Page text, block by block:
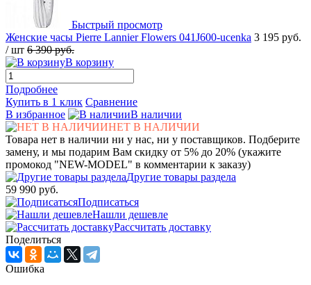
Быстрый просмотр
Женские часы Pierre Lannier Flowers 041J600-ucenka 3 195 руб.
/ шт 6 390 руб.
В корзину
Подробнее
Купить в 1 клик Сравнение
В избранное
В наличии
НЕТ В НАЛИЧИИ
Товара нет в наличии ни у нас, ни у поставщиков. Подберите
замену, и мы подарим Вам скидку от 5% до 20% (укажите
промокод "NEW-MODEL" в комментарии к заказу)
Другие товары раздела
59 990 руб.
Подписаться
Нашли дешевле
Рассчитать доставку
Поделиться
Ошибка